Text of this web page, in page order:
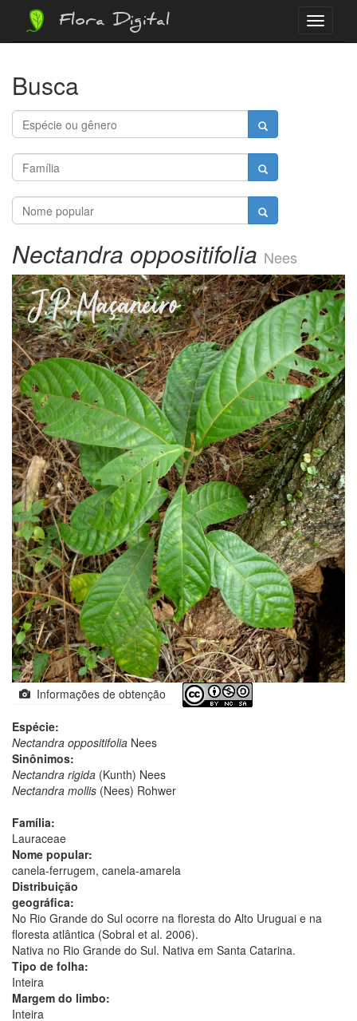
Menu
Flora Digital
Busca
Nectandra oppositifolia Nees
Informações de obtenção
Espécie:
Nectandra oppositifolia Nees
Sinônimos:
Nectandra rigida (Kunth) Nees
Nectandra mollis (Nees) Rohwer
Família:
Lauraceae
Nome popular:
canela-ferrugem, canela-amarela
Distribuição
geográfica:
No Rio Grande do Sul ocorre na floresta do Alto Uruguai e na
floresta atlântica (Sobral et al. 2006).
Nativa no Rio Grande do Sul. Nativa em Santa Catarina.
Tipo de folha:
Inteira
Margem do limbo:
Inteira